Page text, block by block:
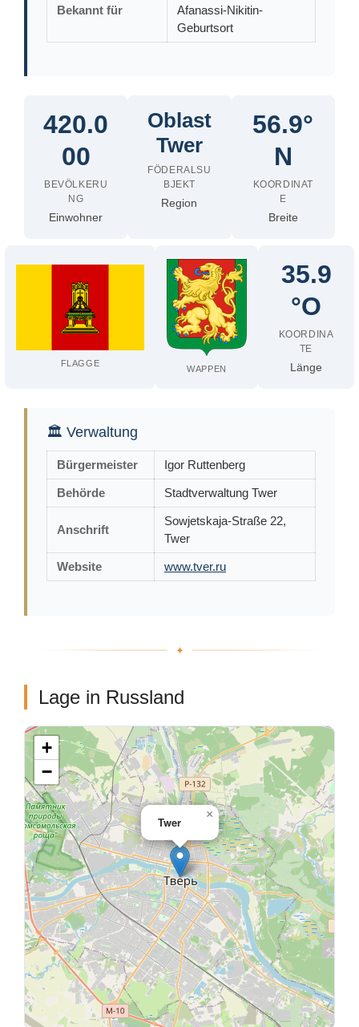
Bekannt für
Afanassi-Nikitin-
Geburtsort
420.0
00
BEVÖLKERU
NG
Einwohner
Oblast
Twer
FÖDERALSU
BJEKT
Region
56.9°
N
KOORDINAT
E
Breite
FLAGGE
WAPPEN
35.9
°O
KOORDINA
TE
Länge
🏛 Verwaltung
Bürgermeister Igor Ruttenberg
Behörde Stadtverwaltung Twer
Anschrift
Sowjetskaja-Straße 22,
Twer
Website www.tver.ru
Lage in Russland
Twer
×
+
−